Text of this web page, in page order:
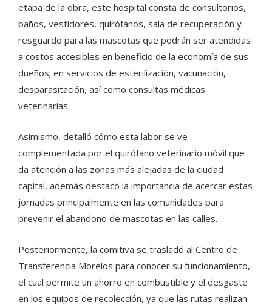
etapa de la obra, este hospital consta de consultorios,
baños, vestidores, quirófanos, sala de recuperación y
resguardo para las mascotas que podrán ser atendidas
a costos accesibles en beneficio de la economía de sus
dueños; en servicios de esterilización, vacunación,
desparasitación, así como consultas médicas
veterinarias.
Asimismo, detalló cómo esta labor se ve
complementada por el quirófano veterinario móvil que
da atención a las zonas más alejadas de la ciudad
capital, además destacó la importancia de acercar estas
jornadas principalmente en las comunidades para
prevenir el abandono de mascotas en las calles.
Posteriormente, la comitiva se trasladó al Centro de
Transferencia Morelos para conocer su funcionamiento,
el cual permite un ahorro en combustible y el desgaste
en los equipos de recolección, ya que las rutas realizan